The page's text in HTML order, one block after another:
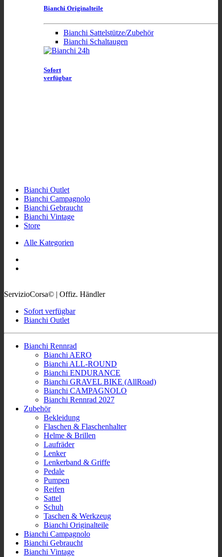
Bianchi Originalteile
Bianchi Sattelstütze/Zubehör
Bianchi Schaltaugen
Sofort
verfügbar
Bianchi Outlet
Bianchi Campagnolo
Bianchi Gebraucht
Bianchi Vintage
Store
Alle Kategorien
ServizioCorsa© | Offiz. Händler
Sofort verfügbar
Bianchi Outlet
Bianchi Rennrad
Bianchi AERO
Bianchi ALL-ROUND
Bianchi ENDURANCE
Bianchi GRAVEL BIKE (AllRoad)
Bianchi CAMPAGNOLO
Bianchi Rennrad 2027
Zubehör
Bekleidung
Flaschen & Flaschenhalter
Helme & Brillen
Laufräder
Lenker
Lenkerband & Griffe
Pedale
Pumpen
Reifen
Sattel
Schuh
Taschen & Werkzeug
Bianchi Originalteile
Bianchi Campagnolo
Bianchi Gebraucht
Bianchi Vintage